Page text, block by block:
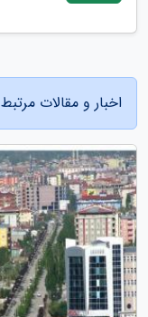
اخبار و مقالات مرتبط